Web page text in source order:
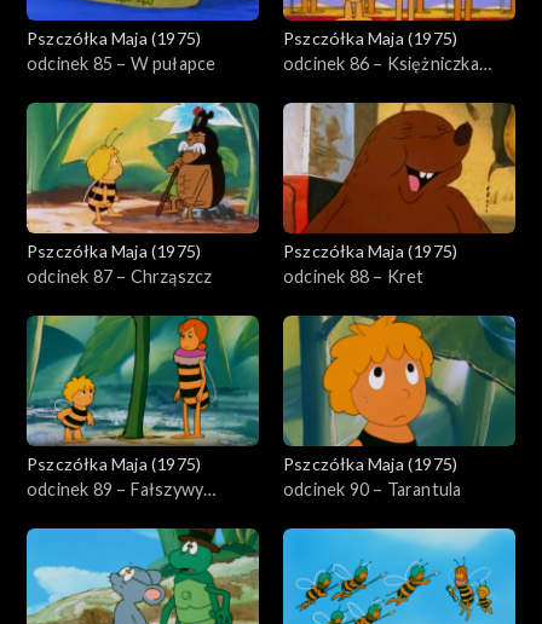
Pszczółka Maja (1975)
odcinek 85 – W pułapce
Pszczółka Maja (1975)
odcinek 86 – Księżniczka
Pszczółka Maja (1975)
odcinek 87 – Chrząszcz
Pszczółka Maja (1975)
odcinek 88 – Kret
Pszczółka Maja (1975)
odcinek 89 – Fałszywy
Pszczółka Maja (1975)
odcinek 90 – Tarantula